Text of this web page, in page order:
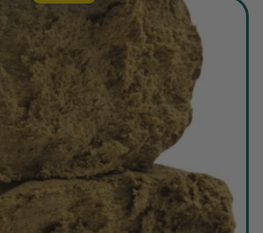
Je mandje is leeg.